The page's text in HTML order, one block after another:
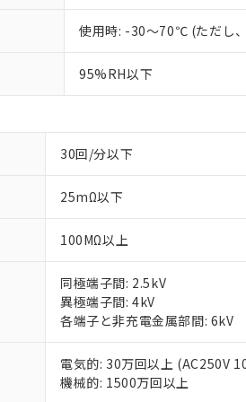
使用時: -30～70℃ (ただし、
95%RH以下
30回/分以下
25mΩ以下
100MΩ以上
同極端子間: 2.5kV
異極端子間: 4kV
各端子と非充電金属部間: 6kV
電気的: 30万回以上 (AC250V
機械的: 1500万回以上
ご利用条件
正式な納期
当社販売員に
在庫状況お
す。
マイパーツ
ている必要が
対応予定なし：
調査・確認中：
非該当品：ライセ
仕入先様の事情に
六価クロム(Cr(Ⅵ))
但し、RoHS指令で産
※2 対応予定月
部品在庫の切り替
Pb(鉛) :1000ppm、
※2 環境保護使用
「ｅ」：有害物質
「10」：通常の使
味します。
う）を輸出
置等に一切
当社は、貴
たしません。
記
説明
△
－
在庫な
機器販
空